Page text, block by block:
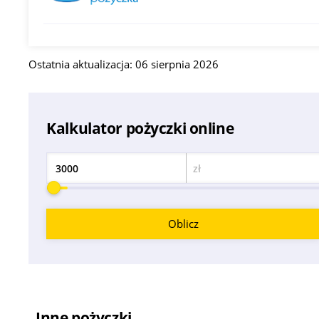
Ostatnia aktualizacja: 06 sierpnia 2026
Kalkulator pożyczki online
Kwota zł
Oblicz